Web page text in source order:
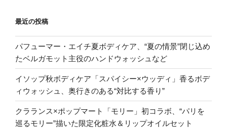
最近の投稿
パフューマー・エイチ夏ボディケア、“夏の情景”閉じ込め
たベルガモット主役のハンドウォッシュなど
イソップ秋ボディケア「スパイシー×ウッディ」香るボデ
ィウォッシュ、奥行きのある“対比する香り”
クラランス×ポップマート「モリー」初コラボ、“パリを
巡るモリー”描いた限定化粧水＆リップオイルセット